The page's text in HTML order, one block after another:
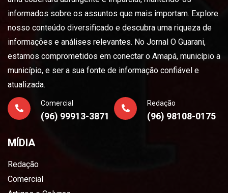
informados sobre os assuntos que mais importam. Explore
nosso conteúdo diversificado e descubra uma riqueza de
informações e análises relevantes. No Jornal O Guarani,
estamos comprometidos em conectar o Amapá, município a
município, e ser a sua fonte de informação confiável e
atualizada.
Comercial
(96) 99913-3871
Redação
(96) 98108-0175
MÍDIA
Redação
Comercial